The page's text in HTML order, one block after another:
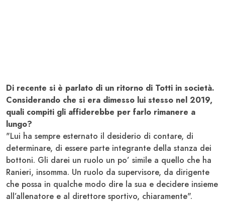
Di recente si è parlato di un ritorno di Totti in società.
Considerando che si era dimesso lui stesso nel 2019,
quali compiti gli affiderebbe per farlo rimanere a
lungo?
"Lui ha sempre esternato il desiderio di contare, di
determinare, di essere parte integrante della stanza dei
bottoni. Gli darei un ruolo un po’ simile a quello che ha
Ranieri, insomma. Un ruolo da supervisore, da dirigente
che possa in qualche modo dire la sua e decidere insieme
all’allenatore e al direttore sportivo, chiaramente".